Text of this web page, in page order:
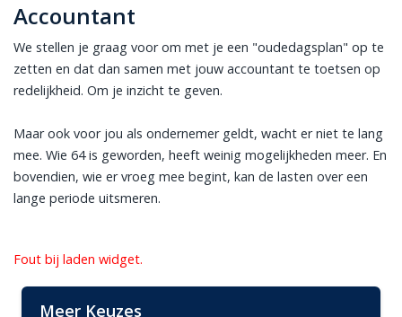
Accountant
We stellen je graag voor om met je een "oudedagsplan" op te
zetten en dat dan samen met jouw accountant te toetsen op
redelijkheid. Om je inzicht te geven.
Maar ook voor jou als ondernemer geldt, wacht er niet te lang
mee. Wie 64 is geworden, heeft weinig mogelijkheden meer. En
bovendien, wie er vroeg mee begint, kan de lasten over een
lange periode uitsmeren.
Fout bij laden widget.
Meer Keuzes